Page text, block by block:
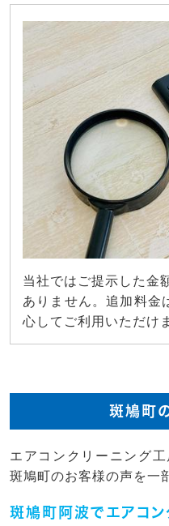
当社ではご提示した金
ありません。追加料金
心してご利用いただけ
斑鳩町
エアコンクリーニング
斑鳩町のお客様の声を一
斑鳩町阿波でエアコン